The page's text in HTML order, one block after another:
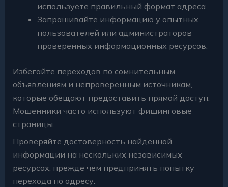
используете правильный формат адреса.
Запрашивайте информацию у опытных
пользователей или администраторов
проверенных информационных ресурсов.
Избегайте переходов по сомнительным
объявлениям и непроверенным источникам,
которые обещают предоставить прямой доступ.
Мошенники часто используют фишинговые
страницы.
Проверяйте достоверность найденной
информации на нескольких независимых
ресурсах, прежде чем предпринять попытку
перехода по адресу.